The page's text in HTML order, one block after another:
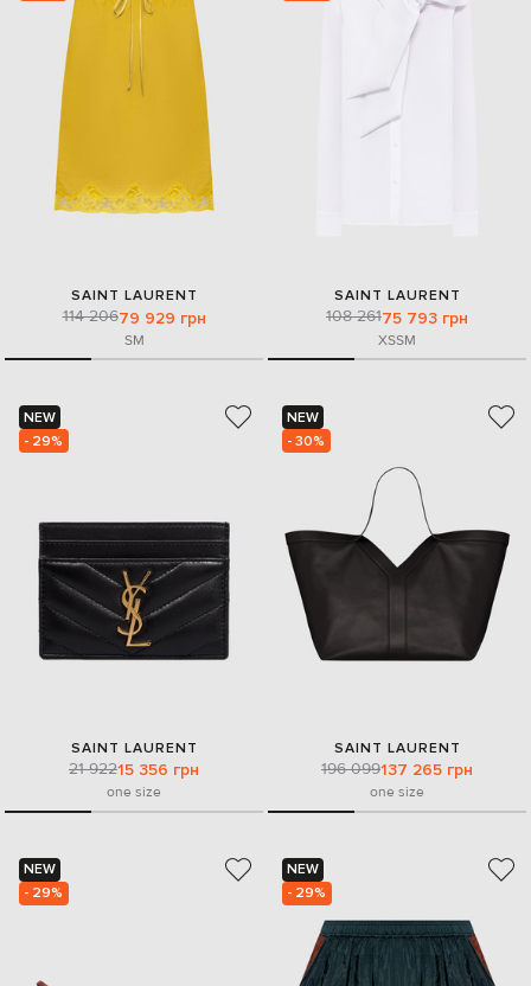
SAINT LAURENT
114 20679 929 грн
SM
SAINT LAURENT
108 26175 793 грн
XSSM
NEW
- 29%
SAINT LAURENT
21 92215 356 грн
one size
NEW
- 30%
SAINT LAURENT
196 099137 265 грн
one size
NEW
- 29%
NEW
- 29%